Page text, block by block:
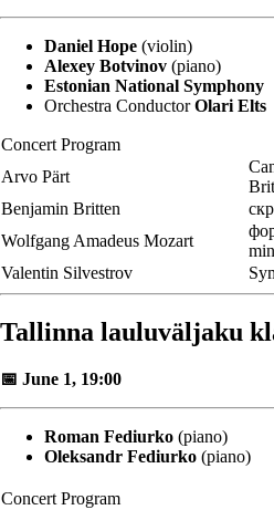
Daniel Hope (violin)
Alexey Botvinov (piano)
Estonian National Symphony
Orchestra ConductorOlari Elts
Concert Program
Arvo Pärt
Benjamin Britten
Wolfgang Amadeus Mozart
Valentin Silvestrov
Tallinna lauluväljaku
📅 June 1, 19:00
Roman Fediurko (piano)
Oleksandr Fediurko (piano)
Concert Program